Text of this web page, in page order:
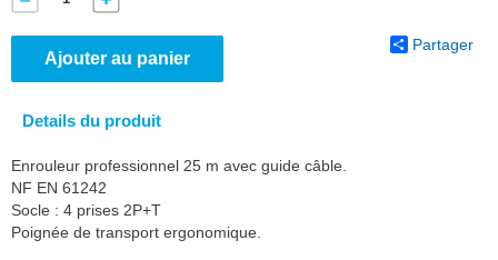
Ajouter au panier
Partager
Details du produit
Enrouleur professionnel 25 m avec guide câble.
NF EN 61242
Socle : 4 prises 2P+T
Poignée de transport ergonomique.